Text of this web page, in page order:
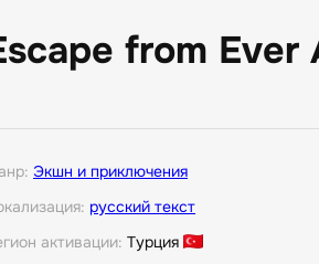
from Ever
Экшн и приключения
русский текст
активации: Турция